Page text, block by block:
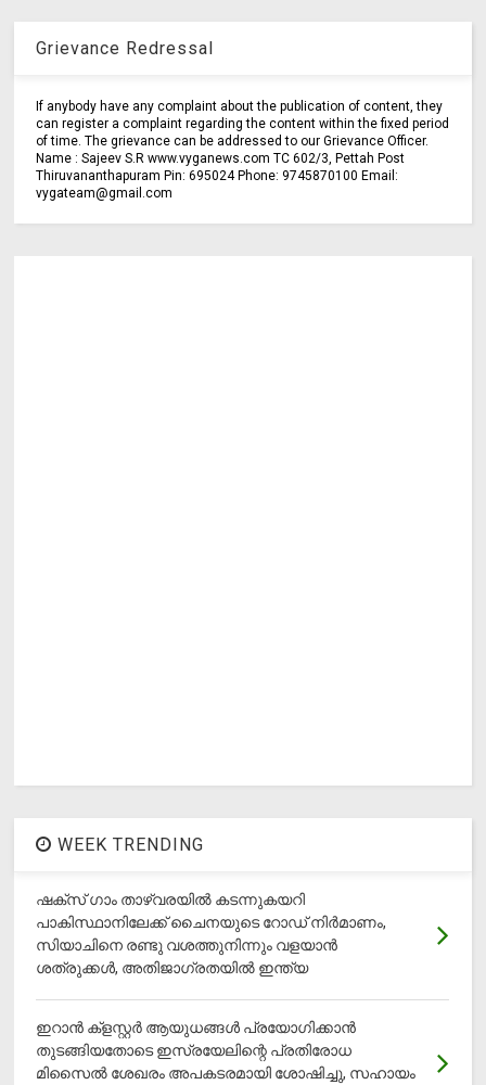
Grievance Redressal
If anybody have any complaint about the publication of content, they
can register a complaint regarding the content within the fixed period
of time. The grievance can be addressed to our Grievance Officer.
Name : Sajeev S.R www.vyganews.com TC 602/3, Pettah Post
Thiruvananthapuram Pin: 695024 Phone: 9745870100 Email:
vygateam@gmail.com
WEEK TRENDING
ഷക്സ് ​ഗാം താഴ്‌വരയിൽ കടന്നുകയറി
പാകിസ്ഥാനിലേക്ക് ചൈനയുടെ റോഡ് നിർമാണം,
സിയാചിനെ രണ്ടു വശത്തുനിന്നും വളയാൻ
ശത്രുക്കൾ, അതിജാ​ഗ്രതയിൽ ഇന്ത്യ
ഇറാന്‍ ക്‌ളസ്റ്റര്‍ ആയുധങ്ങള്‍ പ്രയോഗിക്കാന്‍
തുടങ്ങിയതോടെ ഇസ്രയേലിന്റെ പ്രതിരോധ
മിസൈല്‍ ശേഖരം അപകടരമായി ശോഷിച്ചു, സഹായം